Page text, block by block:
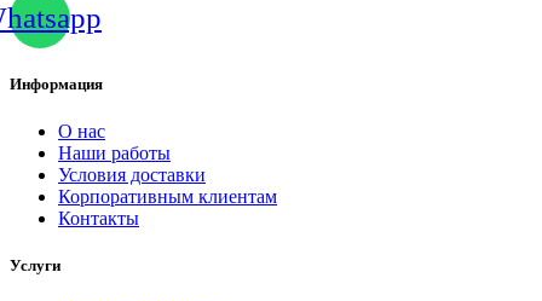
Информация
О нас
Наши работы
Условия доставки
Корпоративным клиентам
Контакты
Услуги